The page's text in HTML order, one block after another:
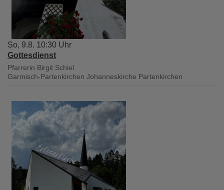
So, 9.8. 10:30 Uhr
Gottesdienst
Pfarrerin Birgit Schiel
Garmisch-Partenkirchen Johanneskirche Partenkirchen